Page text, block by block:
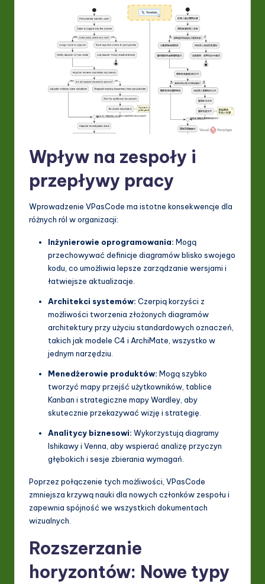
Wpływ na zespoły i
przepływy pracy
Wprowadzenie VPasCode ma istotne konsekwencje dla
różnych ról w organizacji:
Inżynierowie oprogramowania: Mogą
przechowywać definicje diagramów blisko swojego
kodu, co umożliwia lepsze zarządzanie wersjami i
łatwiejsze aktualizacje.
Architekci systemów: Czerpią korzyści z
możliwości tworzenia złożonych diagramów
architektury przy użyciu standardowych oznaczeń,
takich jak modele C4 i ArchiMate, wszystko w
jednym narzędziu.
Menedżerowie produktów: Mogą szybko
tworzyć mapy przejść użytkowników, tablice
Kanban i strategiczne mapy Wardley, aby
skutecznie przekazywać wizję i strategię.
Analitycy biznesowi: Wykorzystują diagramy
Ishikawy i Venna, aby wspierać analizę przyczyn
głębokich i sesje zbierania wymagań.
Poprzez połączenie tych możliwości, VPasCode
zmniejsza krzywą nauki dla nowych członków zespołu i
zapewnia spójność we wszystkich dokumentach
wizualnych.
Rozszerzanie
horyzontów: Nowe typy